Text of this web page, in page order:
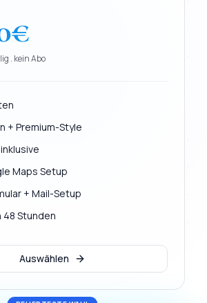
€
. kein Abo
+ Premium-Style
Maps Setup
+ Mail-Setup
48 Stunden
Auswählen